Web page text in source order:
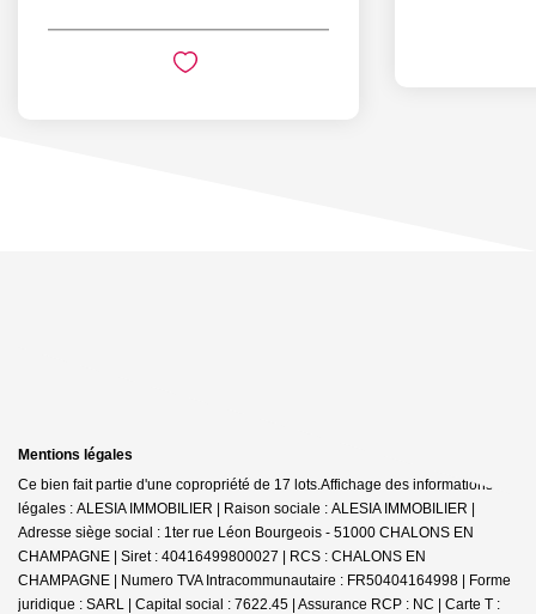
Mentions légales
Ce bien fait partie d'une copropriété de 17 lots.Affichage des informations
légales : ALESIA IMMOBILIER | Raison sociale : ALESIA IMMOBILIER |
Adresse siège social : 1ter rue Léon Bourgeois - 51000 CHALONS EN
CHAMPAGNE | Siret : 40416499800027 | RCS : CHALONS EN
CHAMPAGNE | Numero TVA Intracommunautaire : FR50404164998 | Forme
juridique : SARL | Capital social : 7622.45 | Assurance RCP : NC | Carte T :